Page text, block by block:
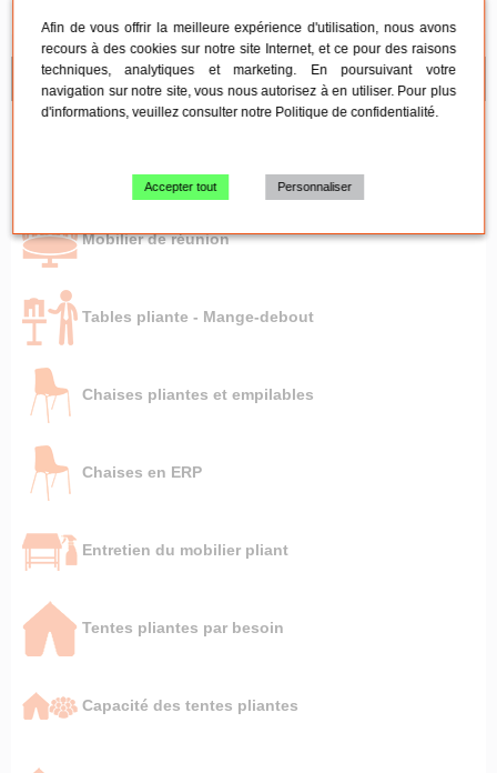
NOS CONSEILS
Mobilier de réunion
Tables pliante - Mange-debout
Chaises pliantes et empilables
Chaises en ERP
Entretien du mobilier pliant
Tentes pliantes par besoin
Capacité des tentes pliantes
Afin de vous offrir la meilleure expérience d'utilisation, nous avons
recours à des cookies sur notre site Internet, et ce pour des raisons
techniques, analytiques et marketing. En poursuivant votre
navigation sur notre site, vous nous autorisez à en utiliser. Pour plus
d'informations, veuillez consulter notre Politique de confidentialité.
Accepter tout Personnaliser